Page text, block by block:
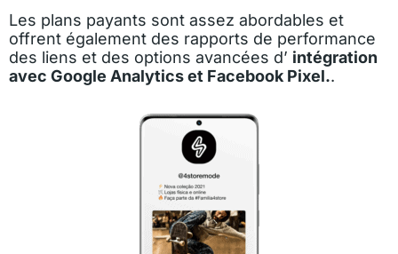
Les plans payants sont assez abordables et
offrent également des rapports de performance
des liens et des options avancées d’ intégration
avec Google Analytics et Facebook Pixel..